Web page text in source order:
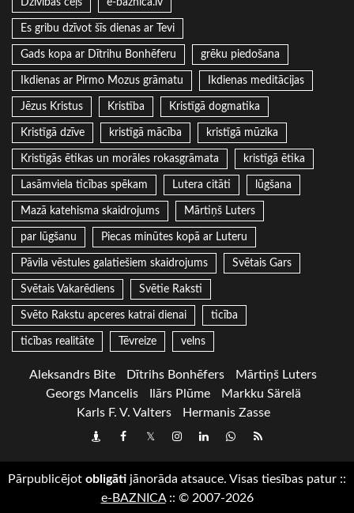
Dzīvības ceļš e-baznica.lv
Es gribu dzīvot šīs dienas ar Tevi
Gads kopa ar Dītrihu Bonhēferu grēku piedošana
Ikdienas ar Pirmo Mozus grāmatu Ikdienas meditācijas
Jēzus Kristus Kristība Kristīgā dogmatika
Kristīgā dzīve kristīgā mācība kristīgā mūzika
Kristīgās ētikas un morāles rokasgrāmata kristīgā ētika
Lasāmviela ticības spēkam Lutera citāti lūgšana
Mazā katehisma skaidrojums Mārtiņš Luters
par lūgšanu Piecas minūtes kopā ar Luteru
Pāvila vēstules galatiešiem skaidrojums Svētais Gars
Svētais Vakarēdiens Svētie Raksti
Svēto Rakstu apceres katrai dienai ticība
ticības realitāte Tēvreize velns
Aleksandrs Bite Dītrihs Bonhēfers
Mārtiņš Luters
Georgs Mancelis
Ilārs Plūme
Markku Särelä
Karls F. V. Valters
Hermanis Zasse
DraugiemFacebook
TwitterInstagram
LinkedInwhatsapp
RSS
Pārpublicējot obligāti jānorāda atsauce. Visas tiesības patur ::
e-BAZNICA:: © 2007-2026